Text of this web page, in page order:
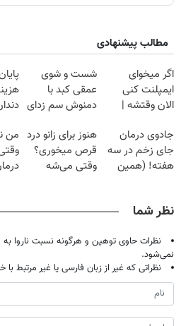
مطالب پیشنهادی
اگر میخوای
ایمپلنت کنی
الان وقتشه |
میلیون تومان!!!
شست و شوی
عمقی کبد با
دمنوش سم زدای
جادوی درمان
جای زخم در سه
هفته! (همین
هنوز برای زانو درد
قرص میخوری؟
وقتی می‌شه
من
نظر شما
نظرات حاوی توهین و هرگونه نسبت ناروا
نمی‌شود.
نظراتی که غیر از زبان فارسی یا غیر مرتبط